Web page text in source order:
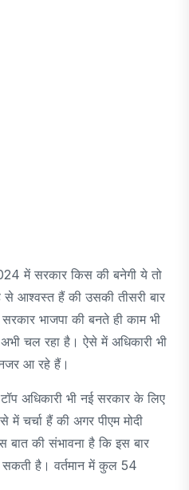
में सरकार किस की बनेगी ये तो
से आश्वस्त हैं की उसकी तीसरी बार
भाजपा की बनते ही काम भी
चल रहा है। ऐसे में अधिकारी भी
आ रहे हैं।
अधिकारी भी नई सरकार के लिए
चर्चा हैं की अगर पीएम मोदी
बात की संभावना है कि इस बार
सकती है। वर्तमान में कुल 54